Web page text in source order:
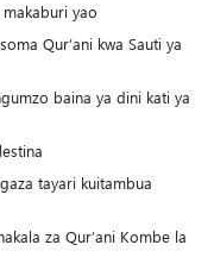
yao
Qur’ani kwa Sauti ya
baina ya dini kati ya
tayari kuitambua
za Qur’ani Kombe la